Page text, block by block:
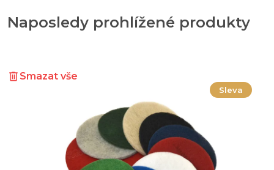
Naposledy prohlížené produkty
Smazat vše
Sleva